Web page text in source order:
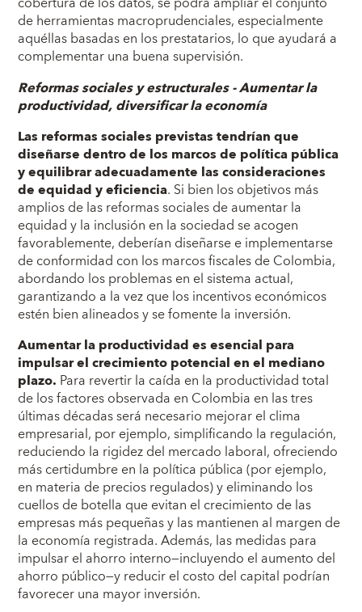
de herramientas macroprudenciales, especialmente
aquéllas basadas en los prestatarios, lo que ayudará a
complementar una buena supervisión.
Reformas sociales y estructurales - Aumentar la
productividad, diversificar la economía
Las reformas sociales previstas tendrían que
diseñarse dentro de los marcos de política pública
y equilibrar adecuadamente las consideraciones
de equidad y eficiencia. Si bien los objetivos más
amplios de las reformas sociales de aumentar la
equidad y la inclusión en la sociedad se acogen
favorablemente, deberían diseñarse e implementarse
de conformidad con los marcos fiscales de Colombia,
abordando los problemas en el sistema actual,
garantizando a la vez que los incentivos económicos
estén bien alineados y se fomente la inversión.
Aumentar la productividad es esencial para
impulsar el crecimiento potencial en el mediano
plazo. Para revertir la caída en la productividad total
de los factores observada en Colombia en las tres
últimas décadas será necesario mejorar el clima
empresarial, por ejemplo, simplificando la regulación,
reduciendo la rigidez del mercado laboral, ofreciendo
más certidumbre en la política pública (por ejemplo,
en materia de precios regulados) y eliminando los
cuellos de botella que evitan el crecimiento de las
empresas más pequeñas y las mantienen al margen de
la economía registrada. Además, las medidas para
impulsar el ahorro interno—incluyendo el aumento del
ahorro público—y reducir el costo del capital podrían
favorecer una mayor inversión.